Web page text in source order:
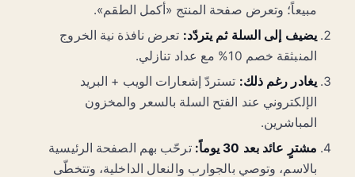
مبيعاً؛ وتعرض صفحة المنتج «أكمل الطقم».
يضيف إلى السلة ثم يتردّد: تعرض نافذة نية الخروج
المنبثقة خصم 10% مع عداد تنازلي.
يغادر رغم ذلك: تستردّ إشعارات الويب + البريد
الإلكتروني عند الفتح السلة بالسعر والمخزون
المباشرين.
مشترٍ عائد بعد 30 يوماً:
ترحّب بهم الصفحة الرئيسية
بالاسم، وتوصي بالجوارب والنعال الداخلية، وتتخطّى